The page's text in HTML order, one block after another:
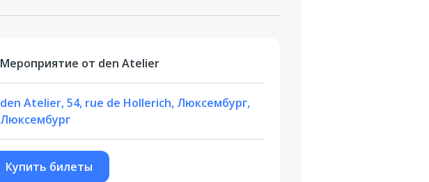
Мероприятие от den Atelier
den Atelier, 54, rue de Hollerich, Люксембург,
Люксембург
Купить билеты